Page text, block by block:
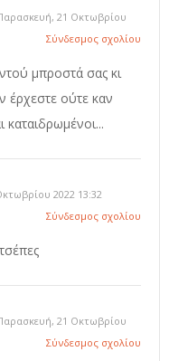
21 Οκτωβρίου
Σύνδεσμος σχολίου
μπροστά σας κι
έρχεστε ούτε καν
καταιδρωμένοι...
2022 13:32
Σύνδεσμος σχολίου
21 Οκτωβρίου
Σύνδεσμος σχολίου